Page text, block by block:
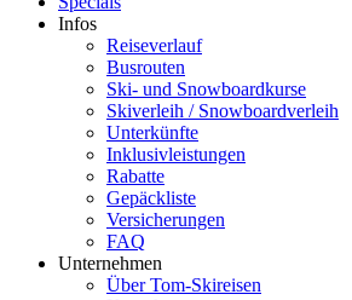
Infos
Reiseverlauf
Busrouten
Ski- und Snowboardkurse
Skiverleih / Snowboardverleih
Unterkünfte
Inklusivleistungen
Rabatte
Gepäckliste
Versicherungen
FAQ
Unternehmen
Über Tom-Skireisen